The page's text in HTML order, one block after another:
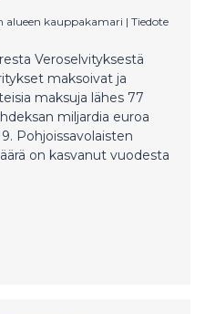
alueen kauppakamari | Tiedote
Veroselvityksestä
maksoivat ja
maksuja lähes 77
miljardia euroa
Pohjoissavolaisten
on kasvanut vuodesta